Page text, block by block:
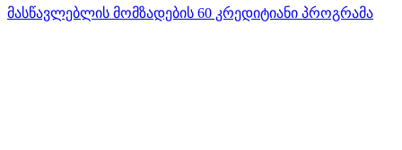
მასწავლებლის მომზადების 60 კრედიტიანი პროგრამა